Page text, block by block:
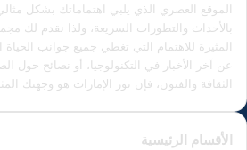
الموقع العصري الذي يلبي اهتماماتك بشكل
بالأحداث والتطورات السريعة، ولذا نقدم لك
المثيرة للاهتمام التي تغطي جميع جوانب
عن آخر الأخبار في التكنولوجيا، أو نصائح حول
الثقافة والفنون، فإن نور الإمارات هو وجهتك
الأقسام الرئيسية